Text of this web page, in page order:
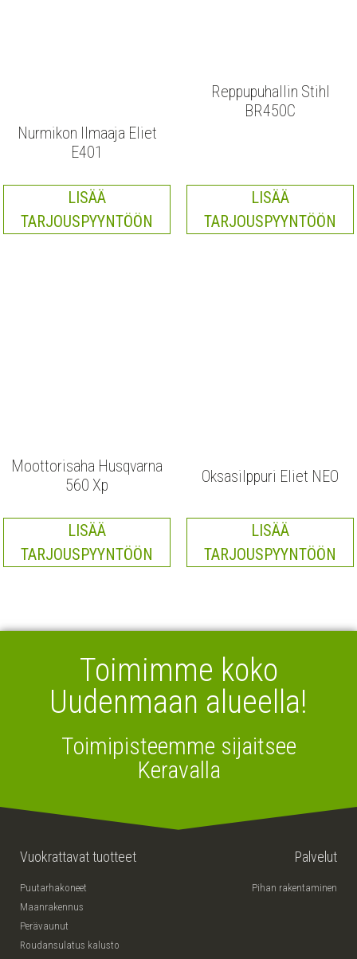
Nurmikon Ilmaaja Eliet
E401
LISÄÄ
TARJOUSPYYNTÖÖN
Reppupuhallin Stihl
BR450C
LISÄÄ
TARJOUSPYYNTÖÖN
Moottorisaha Husqvarna
560 Xp
LISÄÄ
TARJOUSPYYNTÖÖN
Oksasilppuri Eliet NEO
LISÄÄ
TARJOUSPYYNTÖÖN
Toimimme koko
Uudenmaan alueella!
Toimipisteemme sijaitsee
Keravalla
Vuokrattavat tuotteet
Puutarhakoneet
Maanrakennus
Perävaunut
Roudansulatus kalusto
Palvelut
Pihan rakentaminen